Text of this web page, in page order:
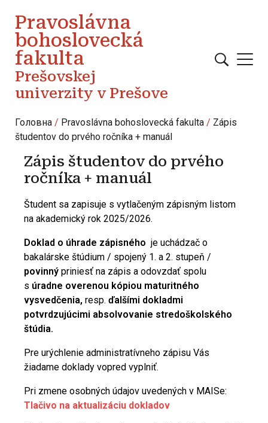
Pravoslávna
bohoslovecká
fakulta
Prešovskej
univerzity v Prešove
Головна Pravoslávna bohoslovecká fakulta
Zápis
študentov do prvého ročníka + manuál
Zápis študentov do prvého
ročníka + manuál
Študent sa zapisuje s vytlačeným zápisným listom
na akademický rok 2025/2026.
Doklad o úhrade zápisného je uchádzač o
bakalárske štúdium / spojený 1. a 2. stupeň /
povinný priniesť na zápis a odovzdať spolu
s úradne overenou kópiou maturitného
vysvedčenia, resp. ďalšími dokladmi
potvrdzujúcimi absolvovanie stredoškolského
štúdia.
Pre urýchlenie administratívneho zápisu Vás
žiadame doklady vopred vyplniť.
Pri zmene osobných údajov uvedených v MAISe:
Tlačivo na aktualizáciu dokladov